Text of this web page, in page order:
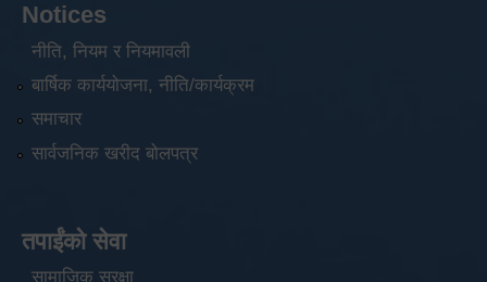
Notices
नीति, नियम र नियमावली
बार्षिक कार्ययोजना, नीति/कार्यक्रम
समाचार
सार्वजनिक खरीद बोलपत्र
तपाईंको सेवा
सामाजिक सुरक्षा